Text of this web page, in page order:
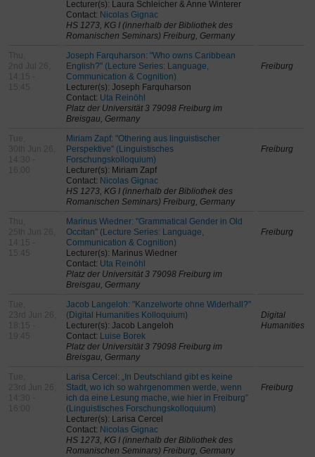
Lecturer(s): Laura Schleicher & Anne Winterer
Contact: Nicolas Gignac
HS 1273, KG I (innerhalb der Bibliothek des
Romanischen Seminars) Freiburg, Germany
Thu,
2nd Jul 26,
14:15 -
15:45
Joseph Farquharson: "Who owns Caribbean
English?" (Lecture Series: Language,
Communication & Cognition)
Lecturer(s): Joseph Farquharson
Contact: Uta Reinöhl
Platz der Universität 3 79098 Freiburg im
Breisgau, Germany
Freiburg
Tue,
30th Jun 26,
14:30 -
16:00
Miriam Zapf: "Othering aus linguistischer
Perspektive" (Linguistisches
Forschungskolloquium)
Lecturer(s): Miriam Zapf
Contact: Nicolas Gignac
HS 1273, KG I (innerhalb der Bibliothek des
Romanischen Seminars) Freiburg, Germany
Freiburg
Thu,
25th Jun 26,
14:15 -
15:45
Marinus Wiedner: "Grammatical Gender in Old
Occitan" (Lecture Series: Language,
Communication & Cognition)
Lecturer(s): Marinus Wiedner
Contact: Uta Reinöhl
Platz der Universität 3 79098 Freiburg im
Breisgau, Germany
Freiburg
Tue,
23rd Jun 26,
18:15 -
19:45
Jacob Langeloh: "Kanzelworte ohne Widerhall?"
(Digital Humanities Kolloquium)
Lecturer(s): Jacob Langeloh
Contact: Luise Borek
Platz der Universität 3 79098 Freiburg im
Breisgau, Germany
Digital
Humanities
Tue,
23rd Jun 26,
14:30 -
16:00
Larisa Cercel: „In Deutschland gibt es keine
Stadt, wo ich so wahrgenommen werde, wenn
ich da eine Lesung mache, wie hier in Freiburg”
(Linguistisches Forschungskolloquium)
Lecturer(s): Larisa Cercel
Contact: Nicolas Gignac
HS 1273, KG I (innerhalb der Bibliothek des
Romanischen Seminars) Freiburg, Germany
Freiburg